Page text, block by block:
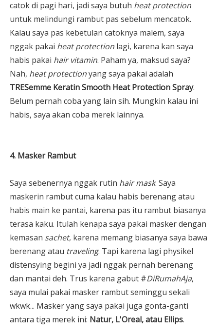
catok di pagi hari, jadi saya butuh heat protection
untuk melindungi rambut pas sebelum mencatok.
Kalau saya pas kebetulan catoknya malem, saya
nggak pakai heat protection lagi, karena kan saya
habis pakai hair vitamin. Paham ya, maksud saya?
Nah, heat protectionyang saya pakai adalah
TRESemme Keratin Smooth Heat Protection Spray.
Belum pernah coba yang lain sih. Mungkin kalau ini
habis, saya akan coba merek lainnya.
4. Masker Rambut
Saya sebenernya nggak rutin hair mask. Saya
maskerin rambut cuma kalau habis berenang atau
habis main ke pantai, karena pas itu rambut biasanya
terasa kaku. Itulah kenapa saya pakai masker dengan
kemasan sachet, karena memang biasanya saya bawa
berenang atau traveling. Tapi karena lagi physikel
distensying begini ya jadi nggak pernah berenang
dan mantai deh. Trus karena gabut #DiRumahAja,
saya mulai pakai masker rambut seminggu sekali
wkwk... Masker yang saya pakai juga gonta-ganti
antara tiga merek ini: Natur, L'Oreal, atau Ellips.